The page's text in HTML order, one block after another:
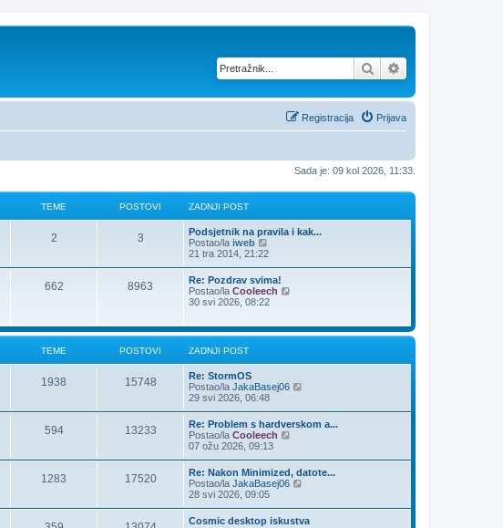
Pretražnik
Prijava
Registracija
Sada je: 09 kol 2026, 11:33.
TEME POSTOVI ZADNJI POST
2 3
Podsjetnik na pravila i kak...
Postao/la iweb
a
j
i
p
s
t
21 tra 2014, 21:22
662 8963
Re: Pozdrav svima!
Postao/la Cooleech
j
o
t
30 svi 2026, 08:22
TEME POSTOVI ZADNJI POST
1938 15748
Re: StormOS
Postao/la JakaBasej06
n
j
o
s
29 svi 2026, 06:48
594 13233
Re: Problem s hardverskom a...
Postao/la Cooleech
j
o
s
07 ožu 2026, 09:13
1283 17520
Re: Nakon Minimized, datote...
Postao/la JakaBasej06
28 svi 2026, 09:05
Cosmic desktop iskustva